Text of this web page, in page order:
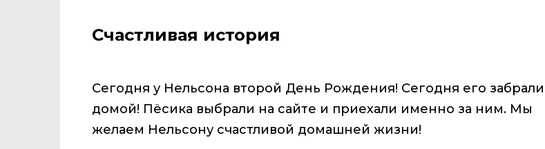
Счастливая история
Сегодня у Нельсона второй День Рождения! Сегодня его забрали
домой! Пёсика выбрали на сайте и приехали именно за ним. Мы
желаем Нельсону счастливой домашней жизни!